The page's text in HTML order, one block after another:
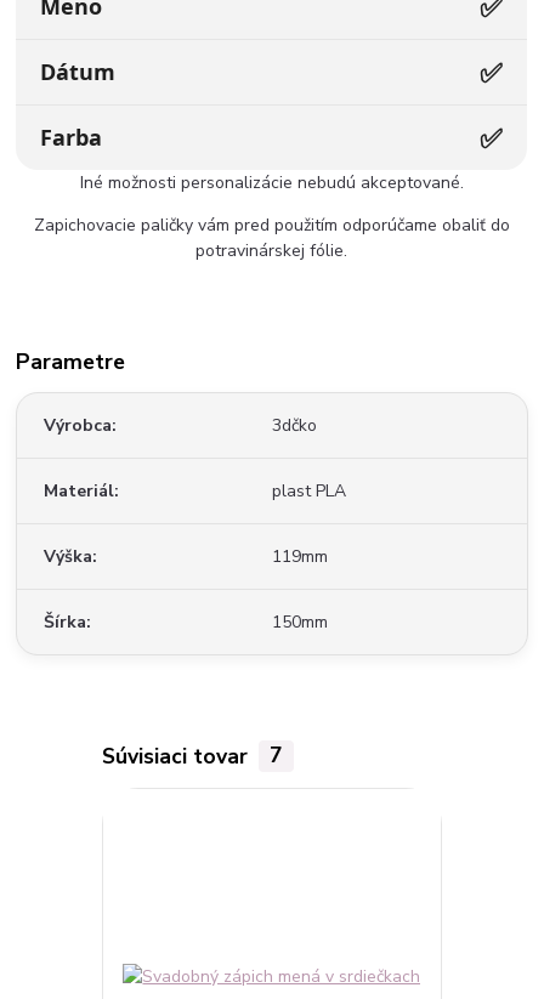
Dátum ✅
Farba ✅
Iné možnosti personalizácie nebudú akceptované.
Zapichovacie paličky vám pred použitím odporúčame obaliť do
potravinárskej fólie.
Parametre
Výrobca 3dčko
Materiál plast PLA
Výška 119mm
Šírka 150mm
Súvisiaci tovar 7